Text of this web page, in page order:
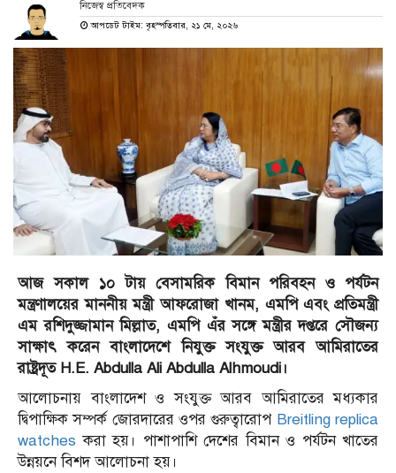
নিজেস্ব প্রতিবেদক
আপডেট টাইম: বৃহস্পতিবার, ২১ মে, ২০২৬
আজ সকাল ১০ টায় বেসামরিক বিমান পরিবহন ও পর্যটন
মন্ত্রণালয়ের মাননীয় মন্ত্রী আফরোজা খানম, এমপি এবং প্রতিমন্ত্রী
এম রশিদুজ্জামান মিল্লাত, এমপি এঁর সঙ্গে মন্ত্রীর দপ্তরে সৌজন্য
সাক্ষাৎ করেন বাংলাদেশে নিযুক্ত সংযুক্ত আরব আমিরাতের
রাষ্ট্রদূত H.E. Abdulla Ali Abdulla Alhmoudi।
আলোচনায় বাংলাদেশ ও সংযুক্ত আরব আমিরাতের মধ্যকার
দ্বিপাক্ষিক সম্পর্ক জোরদারের ওপর গুরুত্বারোপ Breitling replica
watches করা হয়। পাশাপাশি দেশের বিমান ও পর্যটন খাতের
উন্নয়নে বিশদ আলোচনা হয়।